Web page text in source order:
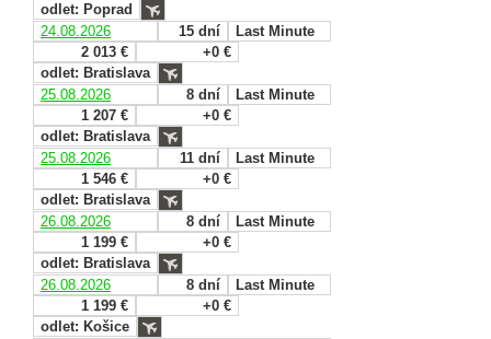
odlet: Poprad
24.08.2026
15 dní
Last Minute
2 013 €
+0 €
odlet: Bratislava
25.08.2026
8 dní
Last Minute
1 207 €
+0 €
odlet: Bratislava
25.08.2026
11 dní
Last Minute
1 546 €
+0 €
odlet: Bratislava
26.08.2026
8 dní
Last Minute
1 199 €
+0 €
odlet: Bratislava
26.08.2026
8 dní
Last Minute
1 199 €
+0 €
odlet: Košice